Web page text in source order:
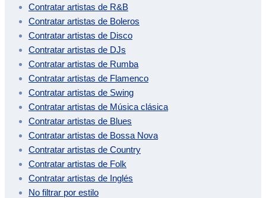
Contratar artistas de R&B
Contratar artistas de Boleros
Contratar artistas de Disco
Contratar artistas de DJs
Contratar artistas de Rumba
Contratar artistas de Flamenco
Contratar artistas de Swing
Contratar artistas de Música clásica
Contratar artistas de Blues
Contratar artistas de Bossa Nova
Contratar artistas de Country
Contratar artistas de Folk
Contratar artistas de Inglés
No filtrar por estilo